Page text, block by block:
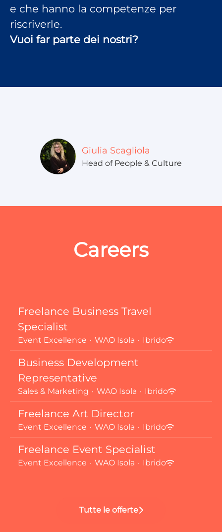
e che hanno la competenze per
riscriverle.
Vuoi far parte dei nostri?
Giulia Scagliola
Head of People & Culture
Careers
Freelance Business Travel
Specialist
Event Excellence · WAO Isola · Ibrido
Business Development
Representative
Sales & Marketing · WAO Isola · Ibrido
Freelance Art Director
Event Excellence · WAO Isola · Ibrido
Freelance Event Specialist
Event Excellence · WAO Isola · Ibrido
Tutte le offerte